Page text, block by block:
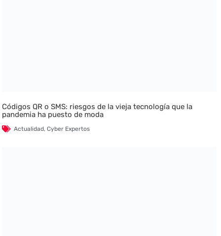
Códigos QR o SMS: riesgos de la vieja tecnología que la
pandemia ha puesto de moda
Actualidad,Cyber Expertos